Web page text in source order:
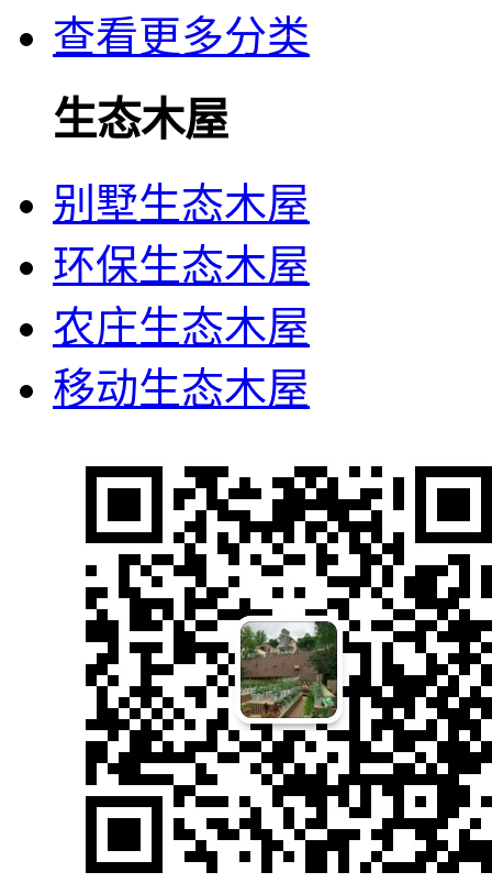
查看更多分类
生态木屋
别墅生态木屋
环保生态木屋
农庄生态木屋
移动生态木屋